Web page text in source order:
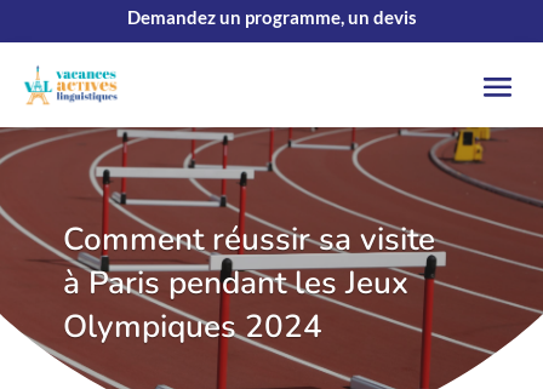
Demandez un programme, un devis
Comment réussir sa visite
à Paris pendant les Jeux
Olympiques 2024